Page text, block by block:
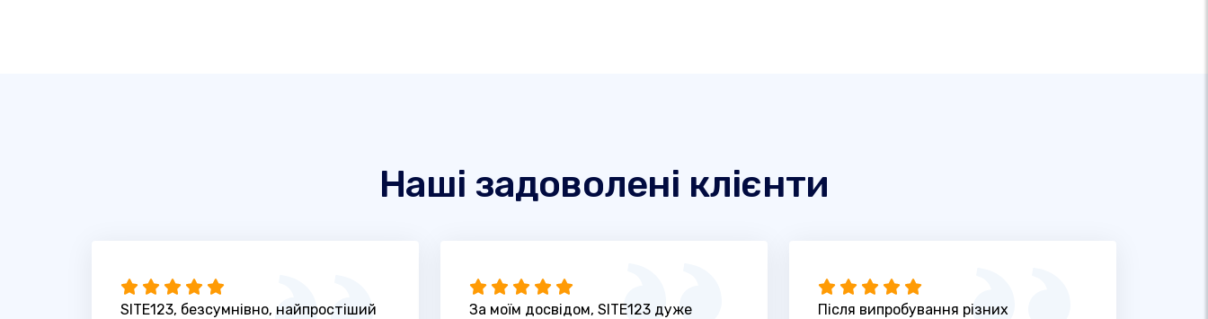
Наші задоволені клієнти
SITE123, безсумнівно, найпростіший
За моїм досвідом, SITE123 дуже
Після випробування різних